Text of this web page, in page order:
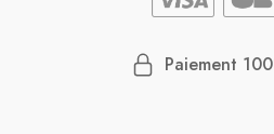
Paiement